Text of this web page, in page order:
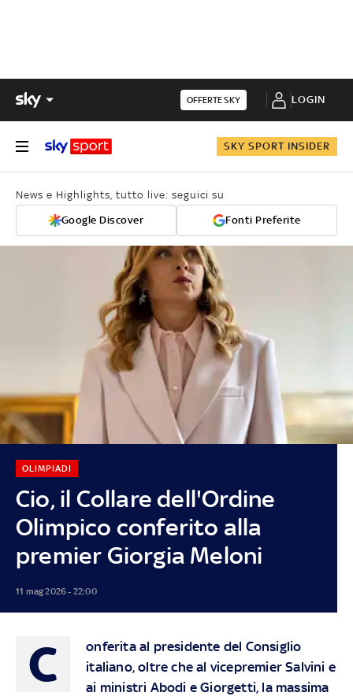
OFFERTE SKY LOGIN
SKY SPORT INSIDER
News e Highlights, tutto live: seguici su
Google Discover Fonti Preferite
Cio, il Collare dell'Ordine
Olimpico conferito alla
premier Giorgia Meloni
OLIMPIADI
11 mag 2026 - 22:00
C
onferita al presidente del Consiglio
italiano, oltre che al vicepremier Salvini e
ai ministri Abodi e Giorgetti, la massima